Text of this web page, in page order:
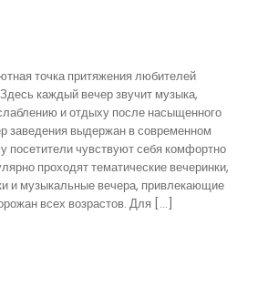
точка притяжения любителей
каждый вечер звучит музыка,
и отдыху после насыщенного
заведения выдержан в современном
посетители чувствуют себя комфортно
проходят тематические вечеринки,
и музыкальные вечера, привлекающие
всех возрастов. Для […]